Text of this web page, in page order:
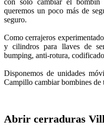
queremos un poco más de
seguro.
Como cerrajeros
y cilindros para llaves de
bumping, anti-rotura,
Disponemos de unidades
Campillo cambiar bombines de
Abrir cerraduras